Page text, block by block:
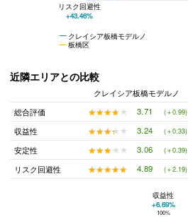
クレイシア板橋モデルノ
板橋区
リスク回避性
+43.46%
近隣エリアとの比較
クレイシア板橋モデルノ
総合評価
★★★★★
★★★★★ 3.71 (＋0.99)
収益性
★★★★★
★★★★★ 3.24 (＋0.33)
安定性
★★★★★
★★★★★ 3.06 (＋0.39)
リスク回避性
★★★★★
★★★★★ 4.89 (＋2.19)
クレイシア板橋モデルノと板橋の平均値の総合評価の比較
100%
収益性
+6.69%